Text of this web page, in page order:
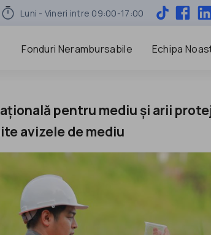
Luni - Vineri intre 09:00-17:00
Fonduri Nerambursabile Echipa
pentru mediu și arii
avizele de mediu